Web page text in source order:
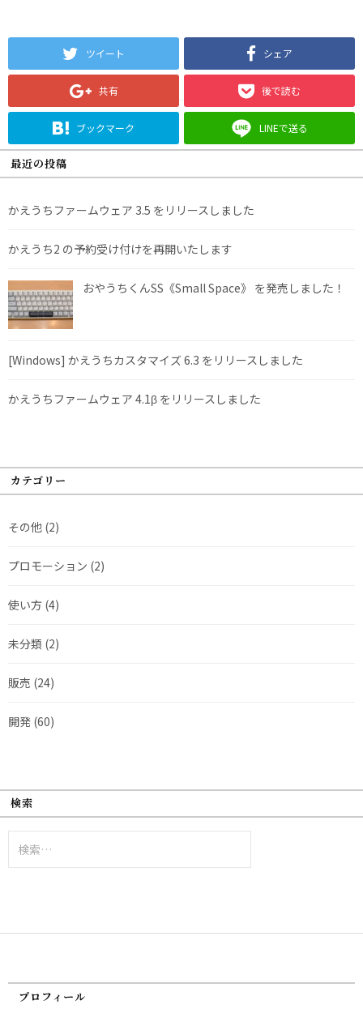
ツイート シェア
共有 後で読む
ブックマーク LINEで送る
最近の投稿
かえうちファームウェア 3.5 をリリースしました
かえうち2 の予約受け付けを再開いたします
おやうちくんSS《Small Space》 を発売しました！
[Windows] かえうちカスタマイズ 6.3 をリリースしました
かえうちファームウェア 4.1β をリリースしました
カテゴリー
その他 (2)
プロモーション (2)
使い方 (4)
未分類 (2)
販売 (24)
開発 (60)
検索
索:
プロフィール